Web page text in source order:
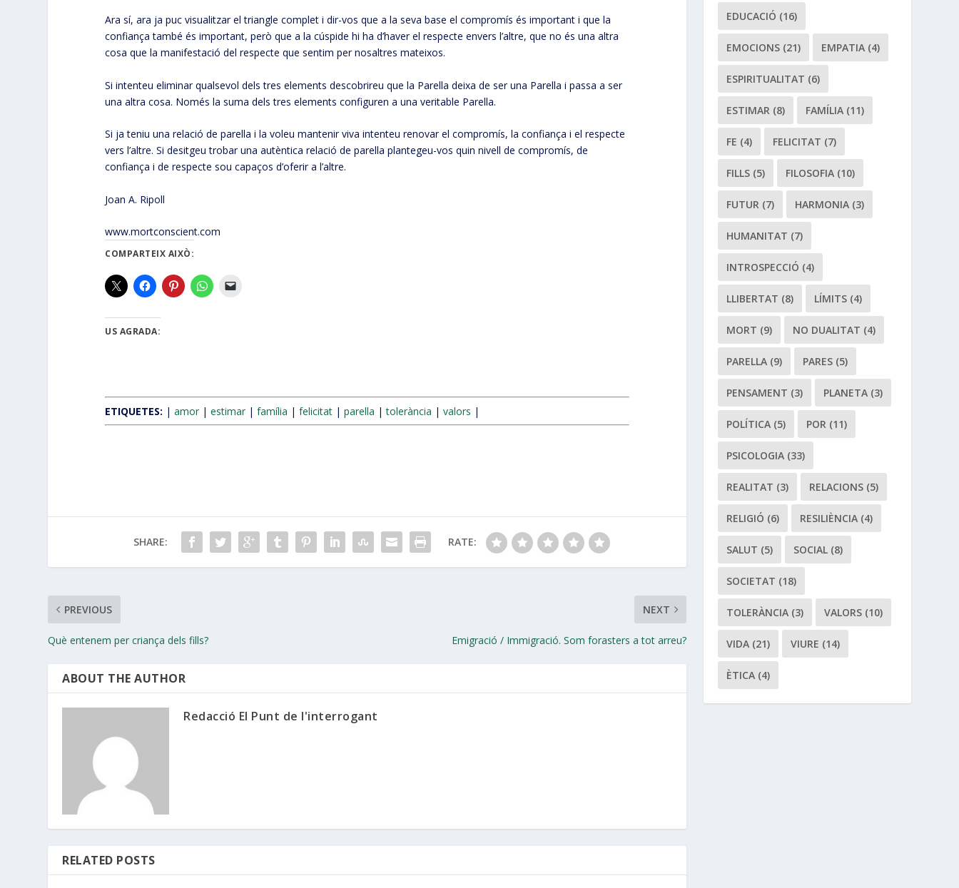
Ara sí, ara ja puc visualitzar el triangle complet i dir-vos que a la seva base el compromís és important i que la
confiança també és important, però que a la cúspide hi ha d’haver el respecte envers l’altre, que no és una altra
cosa que la manifestació del respecte que sentim per nosaltres mateixos.
Si intenteu eliminar qualsevol dels tres elements descobrireu que la Parella deixa de ser una Parella i passa a ser
una altra cosa. Només la suma dels tres elements configuren a una veritable Parella.
Si ja teniu una relació de parella i la voleu mantenir viva intenteu renovar el compromís, la confiança i el respecte
vers l’altre. Si desitgeu trobar una autèntica relació de parella plantegeu-vos quin nivell de compromís, de
confiança i de respecte sou capaços d’oferir a l’altre.
Joan A. Ripoll
www.mortconscient.com
COMPARTEIX AIXÒ:
US AGRADA:
ETIQUETES: |amor |estimar |família |felicitat |parella |tolerància |valors |
SHARE: RATE:
PREVIOUS
Què entenem per criança dels fills?
NEXT
Emigració / Immigració. Som forasters a tot arreu?
ABOUT THE AUTHOR
Redacció El Punt de l'interrogant
RELATED POSTS
EDUCACIÓ (16)
EMOCIONS (21) EMPATIA (4)
ESPIRITUALITAT (6)
ESTIMAR (8) FAMÍLIA (11)
FE (4) FELICITAT (7)
FILLS (5) FILOSOFIA (10)
FUTUR (7) HARMONIA (3)
HUMANITAT (7)
INTROSPECCIÓ (4)
LLIBERTAT (8) LÍMITS (4)
MORT (9) NO DUALITAT (4)
PARELLA (9) PARES (5)
PENSAMENT (3) PLANETA (3)
POLÍTICA (5) POR (11)
PSICOLOGIA (33)
REALITAT (3) RELACIONS (5)
RELIGIÓ (6) RESILIÈNCIA (4)
SALUT (5) SOCIAL (8)
SOCIETAT (18)
TOLERÀNCIA (3) VALORS (10)
VIDA (21) VIURE (14)
ÈTICA (4)